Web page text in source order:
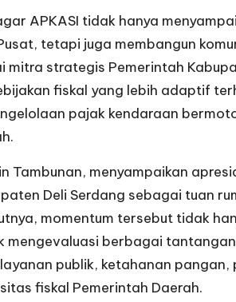
APKASI tidak hanya
tetapi juga membangun
strategis Pemerintah
fiskal yang lebih adaptif
pajak kendaraan
Tambunan, menyampaikan
Deli Serdang sebagai tuan
momentum tersebut tidak
mengevaluasi berbagai
publik, ketahanan pangan,
fiskal Pemerintah Daerah.